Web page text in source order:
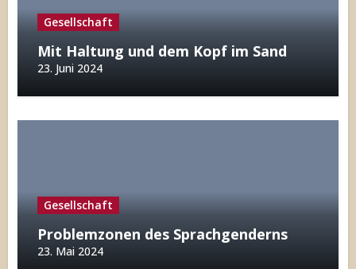
Gesellschaft
Mit Haltung und dem Kopf im Sand
23. Juni 2024
Gesellschaft
Problemzonen des Sprachgenderns
23. Mai 2024